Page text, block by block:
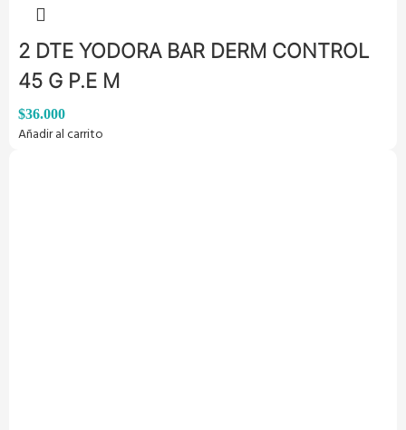
2 DTE YODORA BAR DERM CONTROL
45 G P.E M
$36.000
Añadir al carrito